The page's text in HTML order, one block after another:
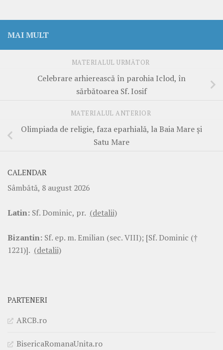
MAI MULT
MATERIALUL URMĂTOR
Celebrare arhierească în parohia Iclod, în
sărbătoarea Sf. Iosif
MATERIALUL ANTERIOR
Olimpiada de religie, faza eparhială, la Baia Mare și
Satu Mare
CALENDAR
Sâmbătă, 8 august 2026
Latin: Sf. Dominic, pr. (detalii)
Bizantin: Sf. ep. m. Emilian (sec. VIII); [Sf. Dominic (†
1221)]. (detalii)
PARTENERI
ARCB.ro
BisericaRomanaUnita.ro